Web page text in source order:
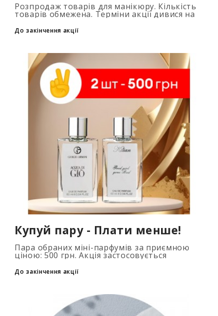
Розпродаж товарів для манікюру. Кількість
товарів обмежена. Терміни акції дивися на
таймері...
До закінчення акції
Купуй пару - Плати менше!
Пара обраних міні-парфумів за приємною
ціною: 500 грн. Акція застосовується
флаконів у кошик. Кількість товарів
обмежена..
До закінчення акції